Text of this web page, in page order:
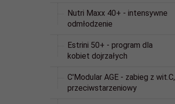
Nutri Maxx 40+ - intensywne
odmłodzenie
Estrini 50+ - program dla
kobiet dojrzałych
C'Modular AGE - zabieg z wit.C,
przeciwstarzeniowy